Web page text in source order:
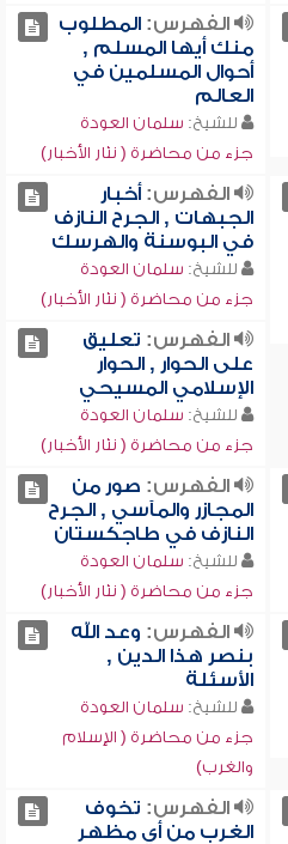
الفهرس:المطلوب
منك أيها المسلم ,
أحوال المسلمين في
العالم
للشيخ: سلمان العودة
جزء من محاضرة ( نثار الأخبار)
الفهرس:أخبار
الجبهات , الجرح النازف
في البوسنة والهرسك
للشيخ: سلمان العودة
جزء من محاضرة ( نثار الأخبار)
الفهرس: تعليق
على الحوار , الحوار
الإسلامي المسيحي
للشيخ: سلمان العودة
جزء من محاضرة ( نثار الأخبار)
الفهرس: صور من
المجازر والمآسي , الجرح
النازف في طاجكستان
للشيخ: سلمان العودة
جزء من محاضرة ( نثار الأخبار)
الفهرس: وعد الله
بنصر هذا الدين ,
الأسئلة
للشيخ: سلمان العودة
جزء من محاضرة ( الإسلام
والغرب)
الفهرس: تخوف
الغرب من أي مظهر